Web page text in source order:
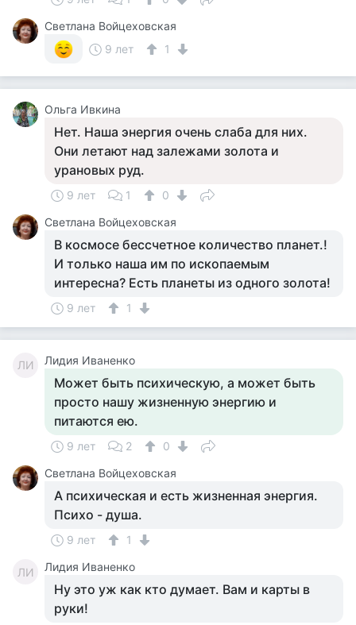
Светлана Войцеховская
9 лет
1
Ольга Ивкина
Нет. Наша энергия очень слаба для них.
Они летают над залежами золота и
урановых руд.
9 лет 1
0
Светлана Войцеховская
В космосе бессчетное количество планет.!
И только наша им по ископаемым
интересна? Есть планеты из одного золота!
9 лет 1
ЛИ Лидия Иваненко
Может быть психическую, а может быть
просто нашу жизненную энергию и
питаются ею.
9 лет 2
0
Светлана Войцеховская
А психическая и есть жизненная энергия.
Психо - душа.
9 лет 1
ЛИ Лидия Иваненко
Ну это уж как кто думает. Вам и карты в
руки!